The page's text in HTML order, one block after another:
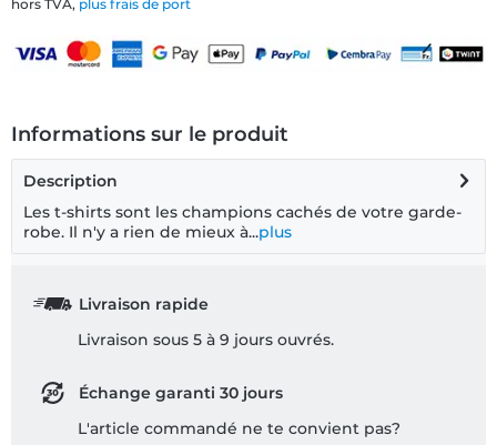
hors TVA, plus frais de port
Informations sur le produit
Description
Les t-shirts sont les champions cachés de votre garde-
robe. Il n'y a rien de mieux à...plus
Livraison rapide
Livraison sous 5 à 9 jours ouvrés.
Échange garanti 30 jours
L'article commandé ne te convient pas?